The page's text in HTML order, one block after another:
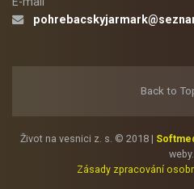
Život na vesnici z. s. © 2018 |
weby.
Zásady zpracování
Back to